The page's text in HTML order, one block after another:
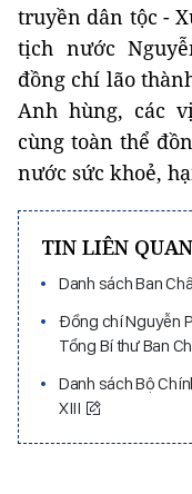
truyền dân tộc -
tịch nước
đồng chí lão
Anh hùng, các
cùng toàn thể
nước sức khoẻ,
TIN LIÊN QUAN
Danh sách Ban
Đồng chí Nguyễn
Tổng Bí thư Ban
Danh sách Bộ
XIII